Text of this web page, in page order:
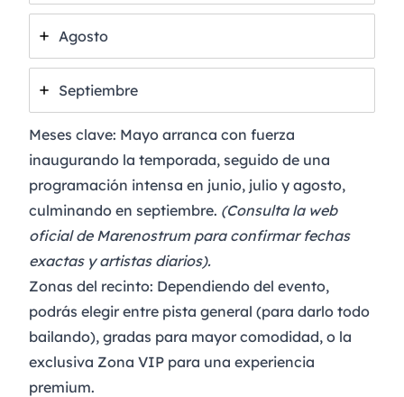
Agosto
Septiembre
Meses clave: Mayo arranca con fuerza
inaugurando la temporada, seguido de una
programación intensa en junio, julio y agosto,
culminando en septiembre. (Consulta la web
oficial de Marenostrum para confirmar fechas
exactas y artistas diarios).
Zonas del recinto: Dependiendo del evento,
podrás elegir entre pista general (para darlo todo
bailando), gradas para mayor comodidad, o la
exclusiva Zona VIP para una experiencia
premium.